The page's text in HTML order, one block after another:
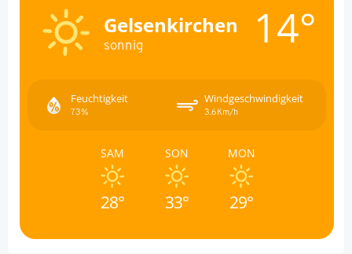
Gelsenkirchen
sonnig 14°
Feuchtigkeit
73%
Windgeschwindigkeit
3.6Km/h
SAM
28°
SON
33°
MON
29°